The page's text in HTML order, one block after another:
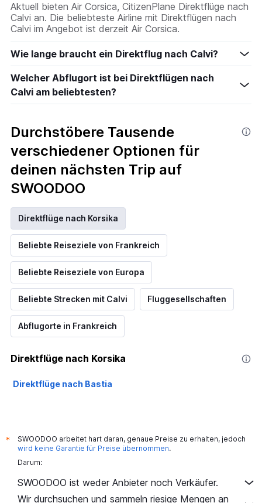
Aktuell bieten Air Corsica, CitizenPlane Direktflüge nach
Calvi an. Die beliebteste Airline mit Direktflügen nach
Calvi im Angebot ist derzeit Air Corsica.
Wie lange braucht ein Direktflug nach Calvi?
Welcher Abflugort ist bei Direktflügen nach
Calvi am beliebtesten?
Durchstöbere Tausende
verschiedener Optionen für
deinen nächsten Trip auf
SWOODOO
Direktflüge nach Korsika
Beliebte Reiseziele von Frankreich
Beliebte Reiseziele von Europa
Beliebte Strecken mit Calvi Fluggesellschaften
Abflugorte in Frankreich
Direktflüge nach Korsika
Direktflüge nach Bastia
*
SWOODOO arbeitet hart daran, genaue Preise zu erhalten, jedoch
wird keine Garantie für Preise übernommen.
Darum:
SWOODOO ist weder Anbieter noch Verkäufer.
Wir durchsuchen und sammeln riesige Mengen an